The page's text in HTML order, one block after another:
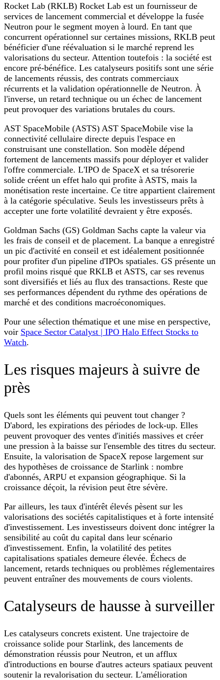
Rocket Lab (RKLB) Rocket Lab est un fournisseur de
services de lancement commercial et développe la fusée
Neutron pour le segment moyen à lourd. En tant que
concurrent opérationnel sur certaines missions, RKLB peut
bénéficier d'une réévaluation si le marché reprend les
valorisations du secteur. Attention toutefois : la société est
encore pré-bénéfice. Les catalyseurs positifs sont une série
de lancements réussis, des contrats commerciaux
récurrents et la validation opérationnelle de Neutron. À
l'inverse, un retard technique ou un échec de lancement
peut provoquer des variations brutales du cours.
AST SpaceMobile (ASTS) AST SpaceMobile vise la
connectivité cellulaire directe depuis l'espace en
construisant une constellation. Son modèle dépend
fortement de lancements massifs pour déployer et valider
l'offre commerciale. L'IPO de SpaceX et sa trésorerie
solide créent un effet halo qui profite à ASTS, mais la
monétisation reste incertaine. Ce titre appartient clairement
à la catégorie spéculative. Seuls les investisseurs prêts à
accepter une forte volatilité devraient y être exposés.
Goldman Sachs (GS) Goldman Sachs capte la valeur via
les frais de conseil et de placement. La banque a enregistré
un pic d'activité en conseil et est idéalement positionnée
pour profiter d'un pipeline d'IPOs spatiales. GS présente un
profil moins risqué que RKLB et ASTS, car ses revenus
sont diversifiés et liés au flux des transactions. Reste que
ses performances dépendent du rythme des opérations de
marché et des conditions macroéconomiques.
Pour une sélection thématique et une mise en perspective,
voir Space Sector Catalyst | IPO Halo Effect Stocks to
Watch.
Les risques majeurs à suivre de
près
Quels sont les éléments qui peuvent tout changer ?
D'abord, les expirations des périodes de lock-up. Elles
peuvent provoquer des ventes d'initiés massives et créer
une pression à la baisse sur l'ensemble des titres du secteur.
Ensuite, la valorisation de SpaceX repose largement sur
des hypothèses de croissance de Starlink : nombre
d'abonnés, ARPU et expansion géographique. Si la
croissance déçoit, la révision peut être sévère.
Par ailleurs, les taux d'intérêt élevés pèsent sur les
valorisations des sociétés capitalistiques et à forte intensité
d'investissement. Les investisseurs doivent donc intégrer la
sensibilité au coût du capital dans leur scénario
d'investissement. Enfin, la volatilité des petites
capitalisations spatiales demeure élevée. Échecs de
lancement, retards techniques ou problèmes réglementaires
peuvent entraîner des mouvements de cours violents.
Catalyseurs de hausse à surveiller
Les catalyseurs concrets existent. Une trajectoire de
croissance solide pour Starlink, des lancements de
démonstration réussis pour Neutron, et un afflux
d'introductions en bourse d'autres acteurs spatiaux peuvent
soutenir la revalorisation du secteur. L'amélioration